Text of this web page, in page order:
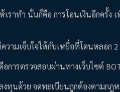
าทำ นั่นก็คือ การโอนเงินอีกครั้ง
วามเจ็บใจให้กับเหยื่อที่โดนหลอก
ารตรวจสอบผ่านทางเว็บไซต์
ทุนด้วย จดทะเบียนถูกต้องตามกฎ